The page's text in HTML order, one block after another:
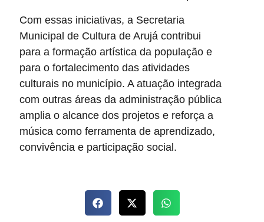
Com essas iniciativas, a Secretaria
Municipal de Cultura de Arujá contribui
para a formação artística da população e
para o fortalecimento das atividades
culturais no município. A atuação integrada
com outras áreas da administração pública
amplia o alcance dos projetos e reforça a
música como ferramenta de aprendizado,
convivência e participação social.